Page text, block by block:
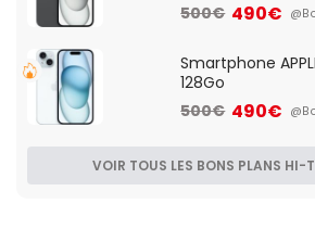
500€ 490€
Smartphone
128Go
500€ 490€
VOIR TOUS LES BONS PLANS HI-